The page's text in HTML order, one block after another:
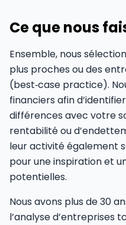
Ce que nous
Ensemble, nous
plus proches ou des
(best‑case practice).
financiers afin
différences avec votre
rentabilité ou
leur activité également
pour une inspiration et
potentielles.
Nous avons plus de 30
l’analyse d’entreprises